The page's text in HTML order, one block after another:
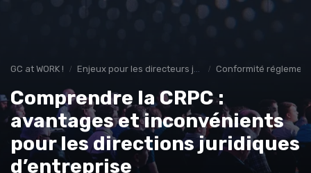
GC at WORK ! Enjeux pour les directeurs juridiques Conformité
Comprendre la CRPC :
avantages et inconvénients
pour les directions juridiques
d’entreprise